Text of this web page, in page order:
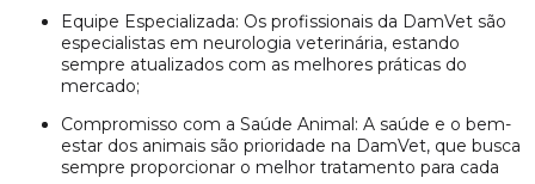
Equipe Especializada: Os profissionais da DamVet são
especialistas em neurologia veterinária, estando
sempre atualizados com as melhores práticas do
mercado;
Compromisso com a Saúde Animal: A saúde e o bem-
estar dos animais são prioridade na DamVet, que busca
sempre proporcionar o melhor tratamento para cada